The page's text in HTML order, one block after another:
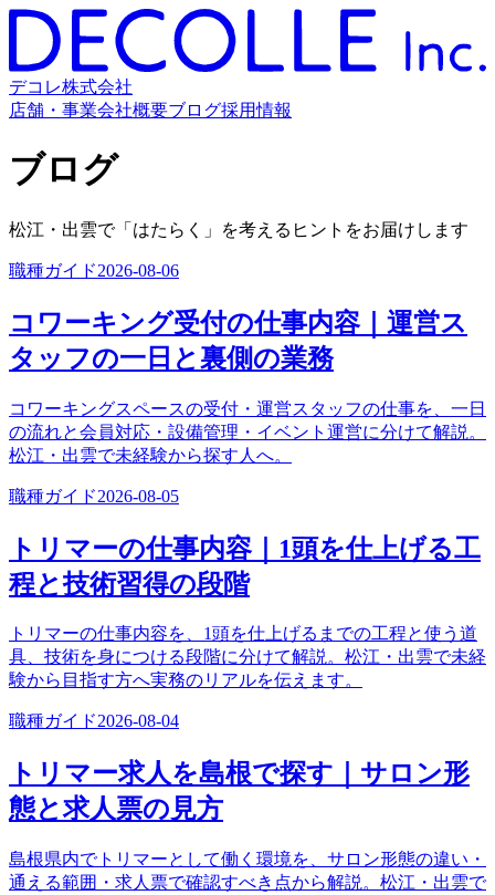
デコレ株式会社
店舗・事業会社概要ブログ採用情報
ブログ
松江・出雲で「はたらく」を考えるヒントをお届けします
職種ガイド2026-08-06
コワーキング受付の仕事内容｜運営ス
タッフの一日と裏側の業務
コワーキングスペースの受付・運営スタッフの仕事を、一日
の流れと会員対応・設備管理・イベント運営に分けて解説。
松江・出雲で未経験から探す人へ。
職種ガイド2026-08-05
トリマーの仕事内容｜1頭を仕上げる工
程と技術習得の段階
トリマーの仕事内容を、1頭を仕上げるまでの工程と使う道
具、技術を身につける段階に分けて解説。松江・出雲で未経
験から目指す方へ実務のリアルを伝えます。
職種ガイド2026-08-04
トリマー求人を島根で探す｜サロン形
態と求人票の見方
島根県内でトリマーとして働く環境を、サロン形態の違い・
通える範囲・求人票で確認すべき点から解説。松江・出雲で